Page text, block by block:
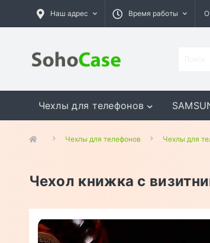
Наш адрес Время работы О
Чехлы для телефонов
GOOGLE MEIZU ASUS
Чехлы для телефонов Чехлы для
Чехол книжка с